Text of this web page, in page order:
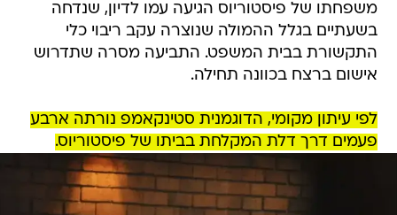
משפחתו של פיסטוריוס הגיעה עמו לדיון, שנדחה
בשעתיים בגלל ההמולה שנוצרה עקב ריבוי כלי
התקשורת בבית המשפט. התביעה מסרה שתדרוש
אישום ברצח בכוונה תחילה.
לפי עיתון מקומי, הדוגמנית סטינקאמפ נורתה ארבע
פעמים דרך דלת המקלחת בביתו של פיסטוריוס.